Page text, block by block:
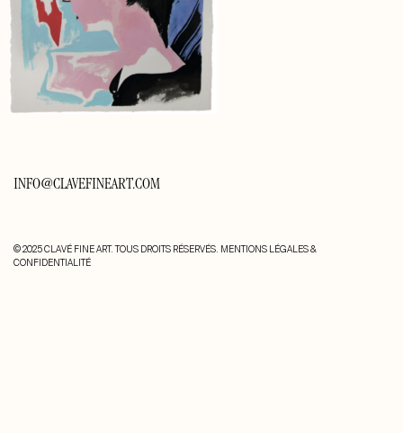
INFO@CLAVEFINEART.COM
© 2025 CLAVÉ FINE ART. TOUS DROITS RÉSERVÉS. MENTIONS LÉGALES &
CONFIDENTIALITÉ